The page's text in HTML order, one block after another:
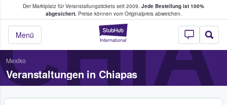
Der Marktplatz für Veranstaltungstickets seit 2009. Jede Bestellung ist 100%
abgesichert.Preise können vom Originalpreis abweichen.
StubHub - Wo
Menü
Tickets kaufen & verkaufen
Mexiko
Veranstaltungen in Chiapas